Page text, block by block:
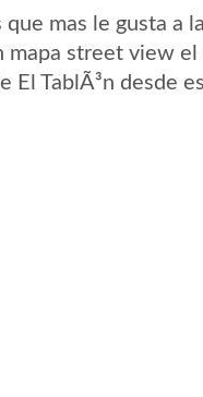
mas le gusta a
mapa street view
TablÃ³n desde